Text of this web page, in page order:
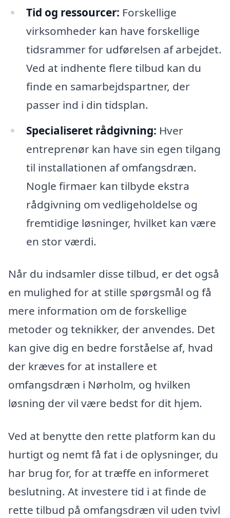
Tid og ressourcer: Forskellige
virksomheder kan have forskellige
tidsrammer for udførelsen af arbejdet.
Ved at indhente flere tilbud kan du
finde en samarbejdspartner, der
passer ind i din tidsplan.
Specialiseret rådgivning: Hver
entreprenør kan have sin egen tilgang
til installationen af omfangsdræn.
Nogle firmaer kan tilbyde ekstra
rådgivning om vedligeholdelse og
fremtidige løsninger, hvilket kan være
en stor værdi.
Når du indsamler disse tilbud, er det også
en mulighed for at stille spørgsmål og få
mere information om de forskellige
metoder og teknikker, der anvendes. Det
kan give dig en bedre forståelse af, hvad
der kræves for at installere et
omfangsdræn i Nørholm, og hvilken
løsning der vil være bedst for dit hjem.
Ved at benytte den rette platform kan du
hurtigt og nemt få fat i de oplysninger, du
har brug for, for at træffe en informeret
beslutning. At investere tid i at finde de
rette tilbud på omfangsdræn vil uden tvivl